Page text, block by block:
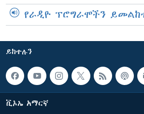
የራዲዮ ፕሮግራሞችን
ይከተሉን
ቪኦኤ አማርኛ